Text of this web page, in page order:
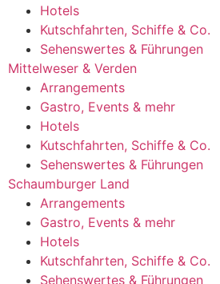
Hotels
Kutschfahrten, Schiffe & Co.
Sehenswertes & Führungen
Mittelweser & Verden
Arrangements
Gastro, Events & mehr
Hotels
Kutschfahrten, Schiffe & Co.
Sehenswertes & Führungen
Schaumburger Land
Arrangements
Gastro, Events & mehr
Hotels
Kutschfahrten, Schiffe & Co.
Sehenswertes & Führungen